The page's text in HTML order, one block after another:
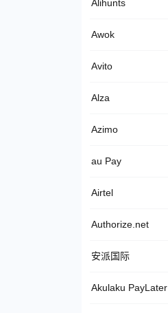
Alihunts
Awok
Avito
Alza
Azimo
au Pay
Airtel
Authorize.net
安派国际
Akulaku PayLater